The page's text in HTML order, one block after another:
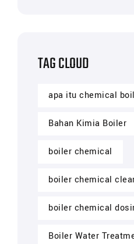
TAG CLOUD
apa itu chemical
Bahan Kimia Boiler
boiler chemical
boiler chemical
boiler chemical
Boiler Water